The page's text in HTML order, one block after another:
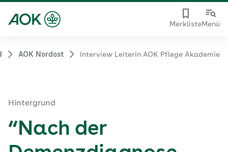
MerklisteMenü
AOK Nordost Interview Leiterin AOK Pflege Akademie
Hintergrund
“Nach der